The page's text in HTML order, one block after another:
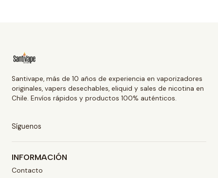
Santivape, más de 10 años de experiencia en vaporizadores
originales, vapers desechables, eliquid y sales de nicotina en
Chile. Envíos rápidos y productos 100% auténticos.
Síguenos
INFORMACIÓN
Contacto